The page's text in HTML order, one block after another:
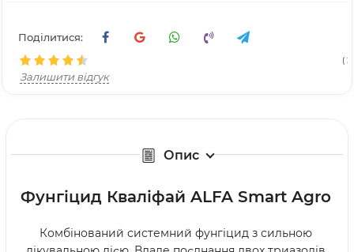
Поділитися:
(
Залишити відгук
Опис
Фунгіцид Кваліфай ALFA Smart Agro
Комбінований системний фунгіцид з сильною